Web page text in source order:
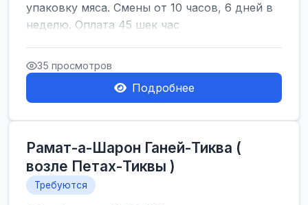
упаковку мяса. Смены от 10 часов, 6 дней в
неделю. Оплата 45 шек час
35 просмотров
Подробнее
Рамат-а-Шарон Ганей-Тиква (
возле Петах-Тиквы )
Требуются